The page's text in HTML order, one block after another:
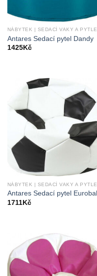
NÁBYTEK | SEDACÍ VAKY A PYTLE
Antares Sedací pytel Dandy
1425Kč
NÁBYTEK | SEDACÍ VAKY A PYTLE
Antares Sedací pytel Euroball
1711Kč